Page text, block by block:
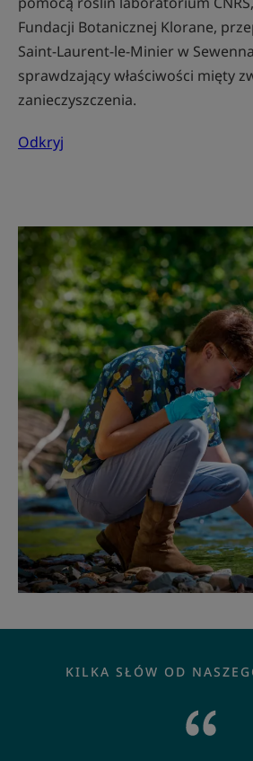
Fundacji Botanicznej Klorane,
Saint-Laurent-le-Minier w
sprawdzający właściwości mięty
zanieczyszczenia.
Odkryj
KILKA SŁÓW OD